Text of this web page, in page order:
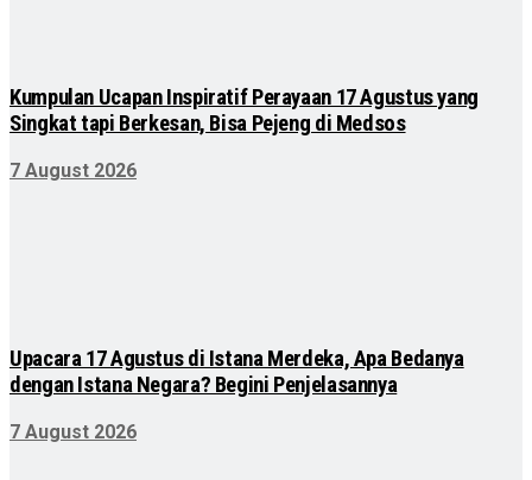
Kumpulan Ucapan Inspiratif Perayaan 17 Agustus yang
Singkat tapi Berkesan, Bisa Pejeng di Medsos
7 August 2026
Upacara 17 Agustus di Istana Merdeka, Apa Bedanya
dengan Istana Negara? Begini Penjelasannya
7 August 2026